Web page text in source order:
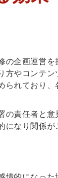
の企画運営
方やコンテ
られており
の責任者と
になり関係が